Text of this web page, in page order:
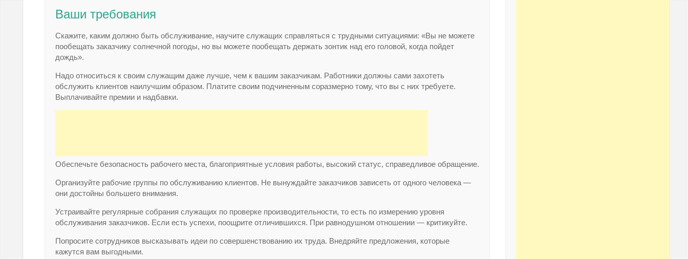
Ваши требования
Скажите, каким должно быть обслуживание, научите служащих справляться с трудными ситуациями: «Вы не можете
пообещать заказчику солнечной погоды, но вы можете пообещать держать зонтик над его головой, когда пойдет
дождь».
Надо относиться к своим служащим даже лучше, чем к вашим заказчикам. Работники должны сами захотеть
обслужить клиентов наилучшим образом. Платите своим подчиненным соразмерно тому, что вы с них требуете.
Выплачивайте премии и надбавки.
Обеспечьте безопасность рабочего места, благоприятные условия работы, высокий статус, справедливое обращение.
Организуйте рабочие группы по обслуживанию клиентов. Не вынуждайте заказчиков зависеть от одного человека —
они достойны большего внимания.
Устраивайте регулярные собрания служащих по проверке производительности, то есть по измерению уровня
обслуживания заказчиков. Если есть успехи, поощрите отличившихся. При равнодушном отношении — критикуйте.
Попросите сотрудников высказывать идеи по совершенствованию их труда. Внедряйте предложения, которые
кажутся вам выгодными.